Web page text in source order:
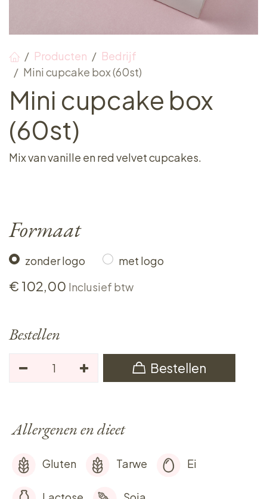
Producten
Bedrijf
Mini cupcake box (60st)
Mini cupcake box
(60st)
Mix van vanille en red velvet cupcakes.
Formaat
zonder logo met logo
€ 102,00 Inclusief btw
Bestellen
Bestellen
Allergenen en dieet
Gluten Tarwe Ei